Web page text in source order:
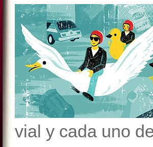
vial y cada uno